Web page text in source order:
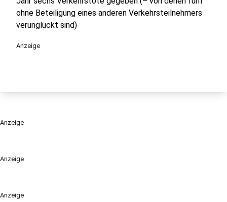
Anzeige
Anzeige
ohne Beteiligung eines anderen Verkehrsteilnehmers
verunglückt sind)
Anzeige
Anzeige